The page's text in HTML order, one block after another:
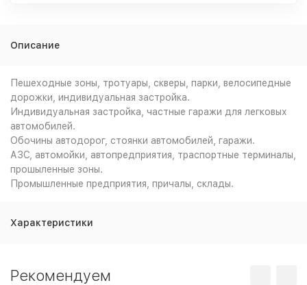
Описание
Пешеходные зоны, тротуары, скверы, парки, велосипедные
дорожки, индивидуальная застройка.
Индивидуальная застройка, частные гаражи для легковых
автомобилей.
Обочины автодорог, стоянки автомобилей, гаражи.
АЗС, автомойки, автопредприятия, траспортные терминалы,
прошыленные зоны.
Промышленные предприятия, причалы, склады.
Характеристики
Рекомендуем